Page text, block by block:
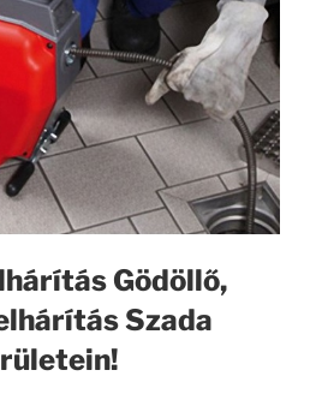
Gödöllő,
Szada